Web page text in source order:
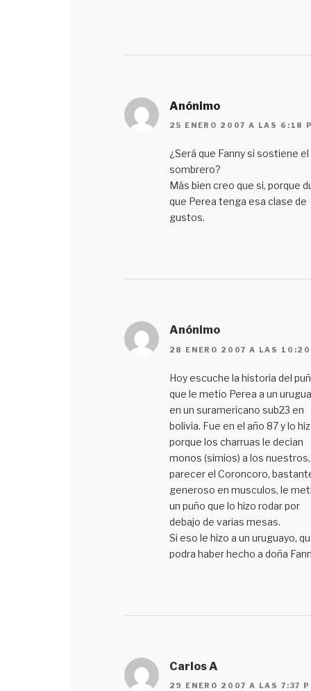
Anónimo
25 ENERO 2007 A LAS 6:18
¿Será que Fanny si sostiene el
sombrero?
Más bien creo que si, porque
que Perea tenga esa clase de
gustos.
Anónimo
28 ENERO 2007 A LAS
Hoy escuche la historia del
que le metio Perea a un
en un suramericano sub23 en
bolivia. Fue en el año 87 y lo
porque los charruas le decian
monos (simios) a los nuestros,
parecer el Coroncoro,
generoso en musculos, le
un puño que lo hizo rodar por
debajo de varias mesas.
Si eso le hizo a un uruguayo,
podra haber hecho a doña
Carlos A
29 ENERO 2007 A LAS 7:37